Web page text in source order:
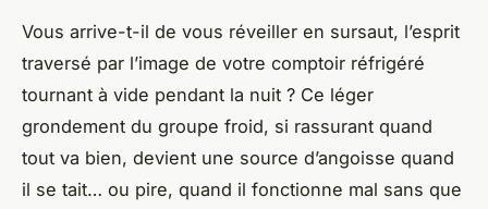
Vous arrive-t-il de vous réveiller en sursaut, l’esprit
traversé par l’image de votre comptoir réfrigéré
tournant à vide pendant la nuit ? Ce léger
grondement du groupe froid, si rassurant quand
tout va bien, devient une source d’angoisse quand
il se tait… ou pire, quand il fonctionne mal sans que